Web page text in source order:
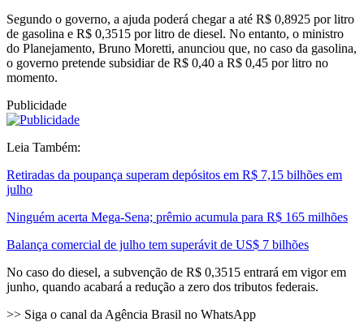
Segundo o governo, a ajuda poderá chegar a até R$ 0,8925 por litro
de gasolina e R$ 0,3515 por litro de diesel. No entanto, o ministro
do Planejamento, Bruno Moretti, anunciou que, no caso da gasolina,
o governo pretende subsidiar de R$ 0,40 a R$ 0,45 por litro no
momento.
Publicidade
Leia Também:
Retiradas da poupança superam depósitos em R$ 7,15 bilhões em
julho
Ninguém acerta Mega-Sena; prêmio acumula para R$ 165 milhões
Balança comercial de julho tem superávit de US$ 7 bilhões
No caso do diesel, a subvenção de R$ 0,3515 entrará em vigor em
junho, quando acabará a redução a zero dos tributos federais.
>> Siga o canal da Agência Brasil no WhatsApp